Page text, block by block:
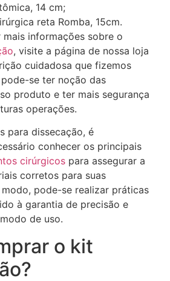
14 cm;
reta Romba, 15cm.
mais informações sobre o
, visite a página de nossa loja
cuidadosa que fizemos
se ter noção das
produto e ter mais segurança
operações.
para dissecação, é
conhecer os principais
cirúrgicos para assegurar a
corretos para suas
pode-se realizar práticas
à garantia de precisão e
de uso.
o kit